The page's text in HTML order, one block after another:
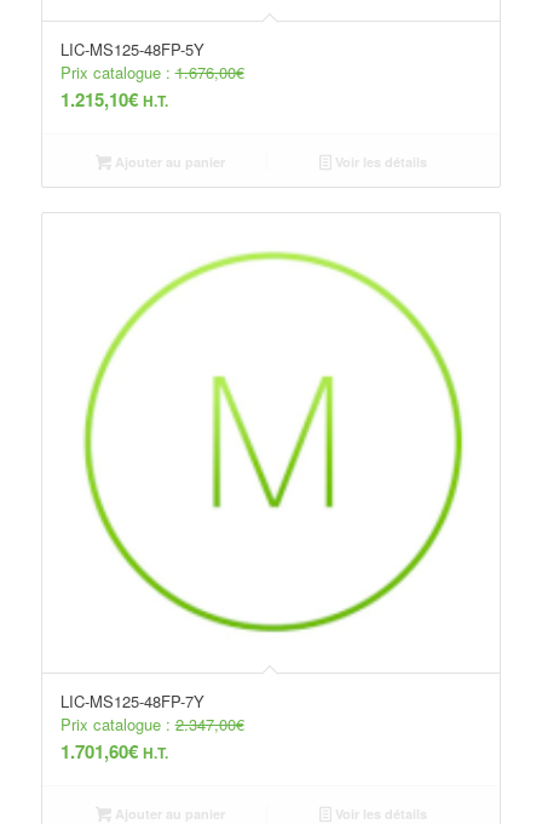
LIC-MS125-48FP-5Y
Prix catalogue :1.676,00€
1.215,10€ H.T.
Ajouter au panier Voir les détails
LIC-MS125-48FP-7Y
Prix catalogue :2.347,00€
1.701,60€ H.T.
Ajouter au panier Voir les détails